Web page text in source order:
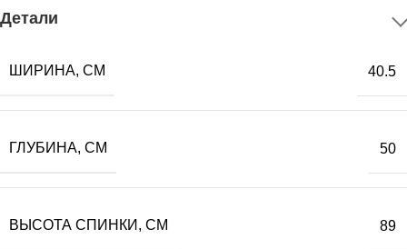
Детали
ШИРИНА, СМ 40.5
ГЛУБИНА, СМ 50
ВЫСОТА СПИНКИ, СМ 89